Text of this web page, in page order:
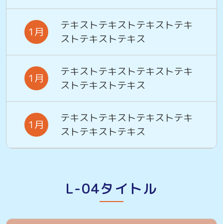
1月
テキストテキストテキストテキ
ストテキストテキス
1月
テキストテキストテキストテキ
ストテキストテキス
1月
テキストテキストテキストテキ
ストテキストテキス
L-04タイトル